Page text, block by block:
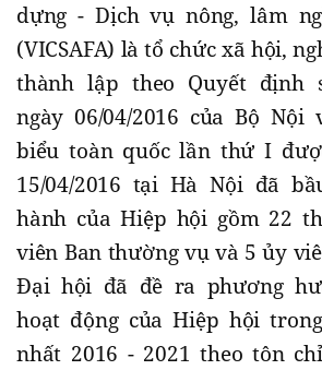
dựng - Dịch vụ nông, lâm
(VICSAFA) là tổ chức xã hội,
thành lập theo Quyết định
ngày 06/04/2016 của Bộ
biểu toàn quốc lần thứ I
15/04/2016 tại Hà Nội đã
hành của Hiệp hội gồm 22
viên Ban thường vụ và 5 ủy
Đại hội đã đề ra phương
hoạt động của Hiệp hội
nhất 2016 - 2021 theo tôn